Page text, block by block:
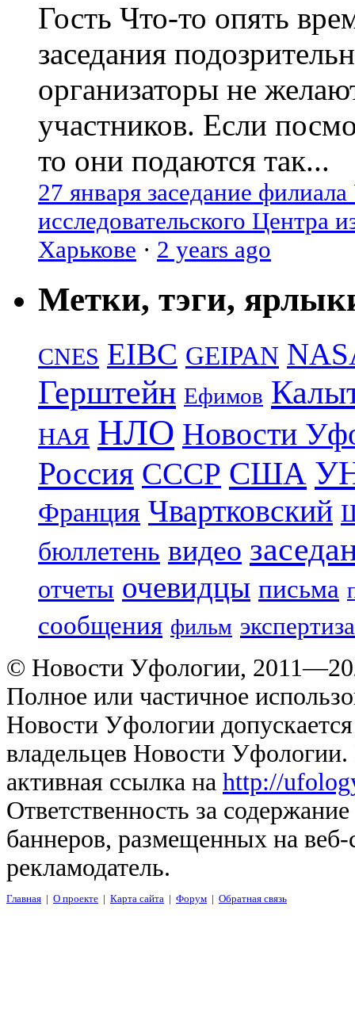
Гость Что-то опять
заседания
организаторы не
участников. Если
то они подаются так...
27 января заседание
исследовательского Центра
Харькове · 2 years ago
Метки, тэги,
CNES EIBC GEIPAN
Герштейн Ефимов
НАЯ НЛО Новости
Россия СССР США
Франция Чвартковский
бюллетень видео
отчеты очевидцы письма
сообщения фильм экспертиза
© Новости Уфологии,
Полное или частичное
Новости Уфологии
владельцев Новости
активная ссылка на http://
Ответственность за
баннеров, размещенных на
рекламодатель.
Главная | О проекте | Карта сайта | Форум | Обратная связь